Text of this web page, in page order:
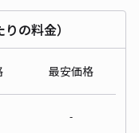
の料金）
最安価格
-